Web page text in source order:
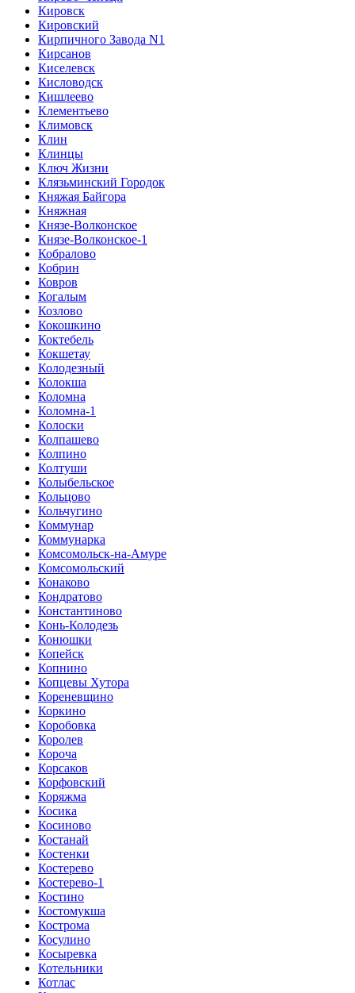
Кировск
Кировский
Кирпичного Завода N1
Кирсанов
Киселевск
Кисловодск
Кишлеево
Клементьево
Климовск
Клин
Клинцы
Ключ Жизни
Клязьминский Городок
Княжая Байгора
Княжная
Князе-Волконское
Князе-Волконское-1
Кобралово
Кобрин
Ковров
Когалым
Козлово
Кокошкино
Коктебель
Кокшетау
Колодезный
Колокша
Коломна
Коломна-1
Колоски
Колпашево
Колпино
Колтуши
Колыбельское
Кольцово
Кольчугино
Коммунар
Коммунарка
Комсомольск-на-Амуре
Комсомольский
Конаково
Кондратово
Константиново
Конь-Колодезь
Конюшки
Копейск
Копнино
Копцевы Хутора
Кореневщино
Коркино
Коробовка
Королев
Короча
Корсаков
Корфовский
Коряжма
Косика
Косиново
Костанай
Костенки
Костерево
Костерево-1
Костино
Костомукша
Кострома
Косулино
Косыревка
Котельники
Котлас